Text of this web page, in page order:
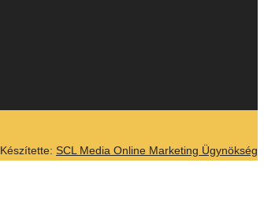
Készítette: SCL Media Online Marketing Ügynökség